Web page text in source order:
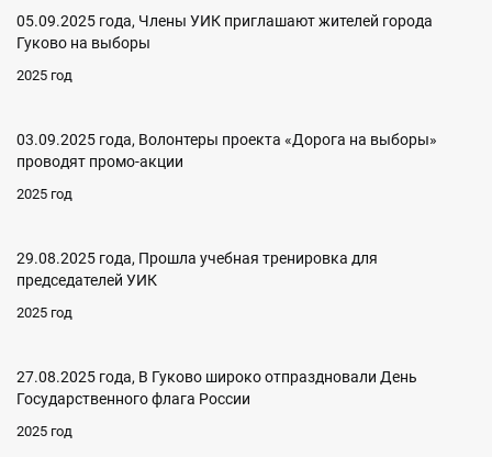
05.09.2025 года, Члены УИК приглашают жителей города
Гуково на выборы
2025 год
03.09.2025 года, Волонтеры проекта «Дорога на выборы»
проводят промо-акции
2025 год
29.08.2025 года, Прошла учебная тренировка для
председателей УИК
2025 год
27.08.2025 года, В Гуково широко отпраздновали День
Государственного флага России
2025 год